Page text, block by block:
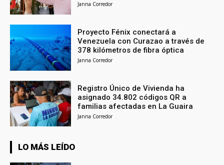
Janna Corredor
Proyecto Fénix conectará a
Venezuela con Curazao a través de
378 kilómetros de fibra óptica
Janna Corredor
Registro Único de Vivienda ha
asignado 34.802 códigos QR a
familias afectadas en La Guaira
Janna Corredor
LO MÁS LEÍDO